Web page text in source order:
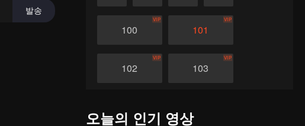
100
VIP
101
VIP
102
VIP
103
VIP
오늘의 인기 영상